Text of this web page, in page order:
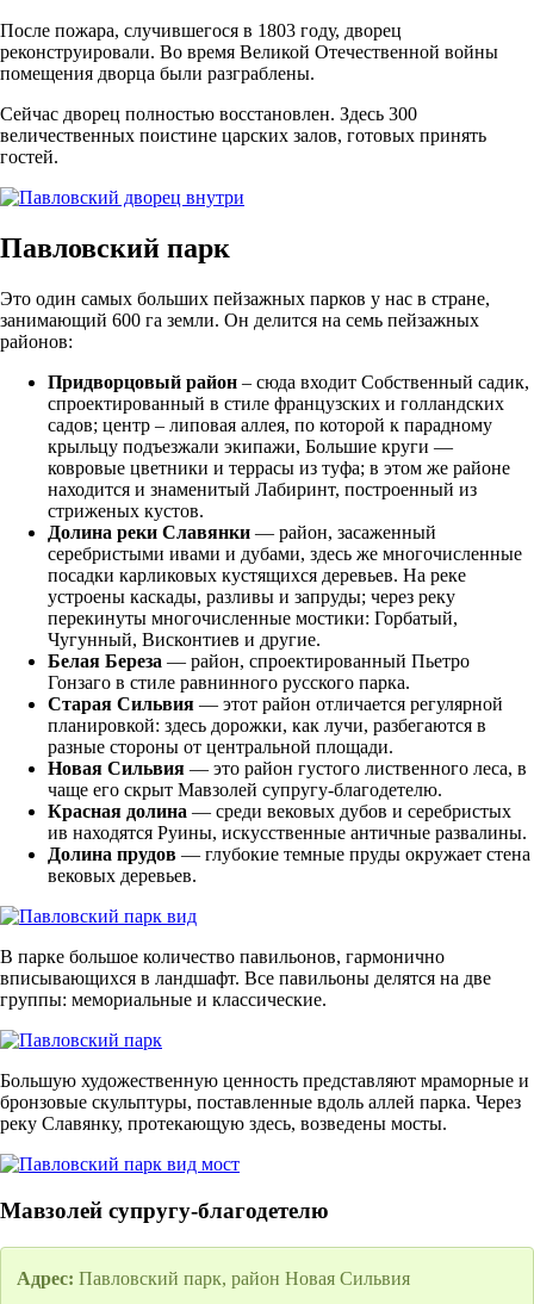
После пожара, случившегося в 1803 году, дворец
реконструировали. Во время Великой Отечественной войны
помещения дворца были разграблены.
Сейчас дворец полностью восстановлен. Здесь 300
величественных поистине царских залов, готовых принять
гостей.
Павловский парк
Это один самых больших пейзажных парков у нас в стране,
занимающий 600 га земли. Он делится на семь пейзажных
районов:
Придворцовый район – сюда входит Собственный садик,
спроектированный в стиле французских и голландских
садов; центр – липовая аллея, по которой к парадному
крыльцу подъезжали экипажи, Большие круги —
ковровые цветники и террасы из туфа; в этом же районе
находится и знаменитый Лабиринт, построенный из
стриженых кустов.
Долина реки Славянки — район, засаженный
серебристыми ивами и дубами, здесь же многочисленные
посадки карликовых кустящихся деревьев. На реке
устроены каскады, разливы и запруды; через реку
перекинуты многочисленные мостики: Горбатый,
Чугунный, Висконтиев и другие.
Белая Береза — район, спроектированный Пьетро
Гонзаго в стиле равнинного русского парка.
Старая Сильвия — этот район отличается регулярной
планировкой: здесь дорожки, как лучи, разбегаются в
разные стороны от центральной площади.
Новая Сильвия — это район густого лиственного леса, в
чаще его скрыт Мавзолей супругу-благодетелю.
Красная долина — среди вековых дубов и серебристых
ив находятся Руины, искусственные античные развалины.
Долина прудов — глубокие темные пруды окружает стена
вековых деревьев.
В парке большое количество павильонов, гармонично
вписывающихся в ландшафт. Все павильоны делятся на две
группы: мемориальные и классические.
Большую художественную ценность представляют мраморные и
бронзовые скульптуры, поставленные вдоль аллей парка. Через
реку Славянку, протекающую здесь, возведены мосты.
Мавзолей супругу-благодетелю
Адрес: Павловский парк, район Новая Сильвия